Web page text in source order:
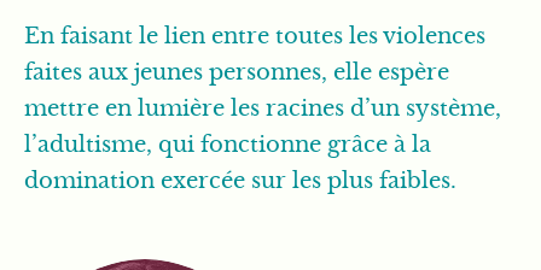
En faisant le lien entre toutes les violences
faites aux jeunes personnes, elle espère
mettre en lumière les racines d’un système,
l’adultisme, qui fonctionne grâce à la
domination exercée sur les plus faibles.